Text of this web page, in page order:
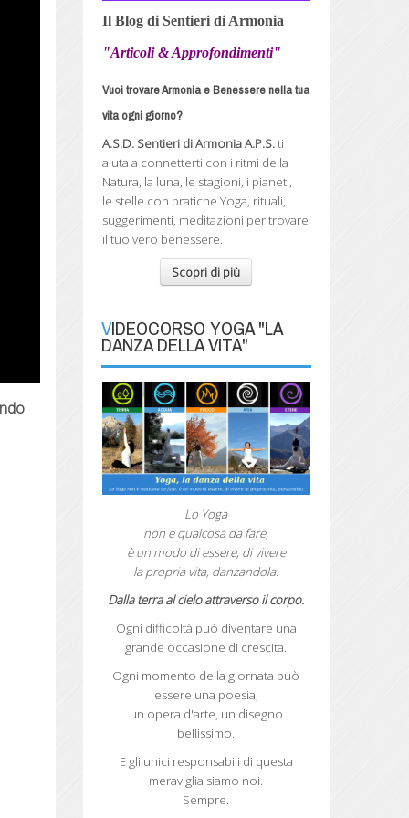
Il Blog di Sentieri di Armonia
"Articoli & Approfondimenti"
Vuoi trovare Armonia e Benessere nella tua
vita ogni giorno?
A.S.D. Sentieri di Armonia A.P.S.ti
aiuta a connetterti con i ritmi della
Natura, la luna, le stagioni, i pianeti,
le stelle con pratiche Yoga, rituali,
suggerimenti, meditazioni per trovare
il tuo vero benessere.
Scopri di più
VIDEOCORSO YOGA "LA
DANZA DELLA VITA"
Lo Yoga
non è qualcosa da fare,
è un modo di essere, di vivere
la propria vita, danzandola.
Dalla terra al cielo attraverso il corpo.
Ogni difficoltà può diventare una
grande occasione di crescita.
Ogni momento della giornata può
essere una poesia,
un opera d'arte, un disegno
bellissimo.
E gli unici responsabili di questa
meraviglia siamo noi.
Sempre.